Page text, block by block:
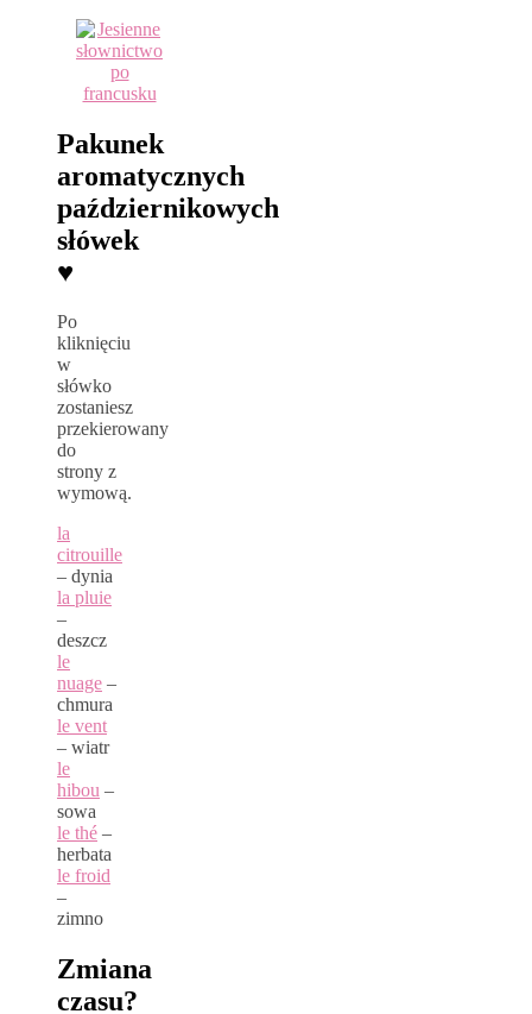
Pakunek
aromatycznych
październikowych
słówek
♥
Po
kliknięciu
w
słówko
zostaniesz
przekierowany
do
strony z
wymową.
la
citrouille
– dynia
la pluie
–
deszcz
le
nuage –
chmura
le vent
– wiatr
le
hibou –
sowa
le thé –
herbata
le froid
–
zimno
Zmiana
czasu?